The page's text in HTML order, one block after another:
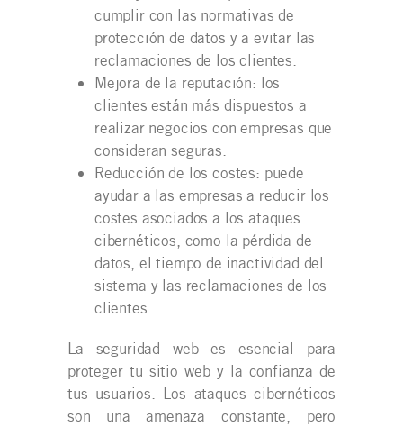
cumplir con las normativas de
protección de datos y a evitar las
reclamaciones de los clientes.
Mejora de la reputación: los
clientes están más dispuestos a
realizar negocios con empresas que
consideran seguras.
Reducción de los costes: puede
ayudar a las empresas a reducir los
costes asociados a los ataques
cibernéticos, como la pérdida de
datos, el tiempo de inactividad del
sistema y las reclamaciones de los
clientes.
La seguridad web es esencial para
proteger tu sitio web y la confianza de
tus usuarios. Los ataques cibernéticos
son una amenaza constante, pero